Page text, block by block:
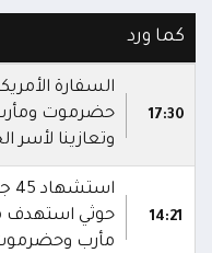
كما ورد
17:30
السفارة
حضرموت ومأرب
وتعازينا لأسر
14:21
حوثي استهدف
مأرب